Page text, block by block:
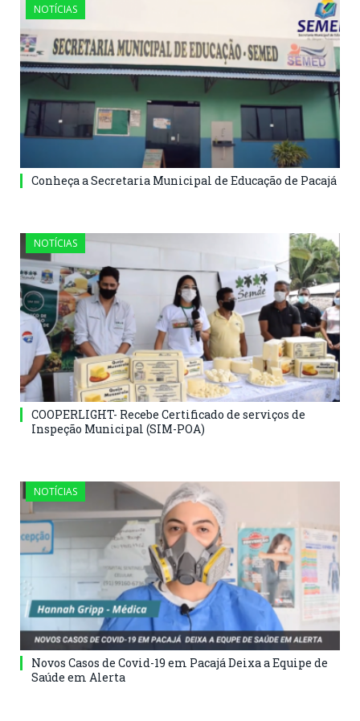
NOTÍCIAS
Conheça a Secretaria Municipal de Educação de Pacajá
NOTÍCIAS
COOPERLIGHT- Recebe Certificado de serviços de
Inspeção Municipal (SIM-POA)
NOTÍCIAS
Novos Casos de Covid-19 em Pacajá Deixa a Equipe de
Saúde em Alerta